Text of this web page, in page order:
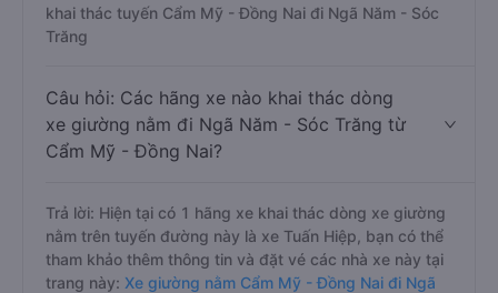
khai thác tuyến Cẩm Mỹ - Đồng Nai đi Ngã Năm - Sóc
Trăng
Câu hỏi: Các hãng xe nào khai thác dòng
xe giường nằm đi Ngã Năm - Sóc Trăng từ
Cẩm Mỹ - Đồng Nai?
Trả lời: Hiện tại có 1 hãng xe khai thác dòng xe giường
nằm trên tuyến đường này là xe Tuấn Hiệp, bạn có thể
tham khảo thêm thông tin và đặt vé các nhà xe này tại
trang này: Xe giường nằm Cẩm Mỹ - Đồng Nai đi Ngã